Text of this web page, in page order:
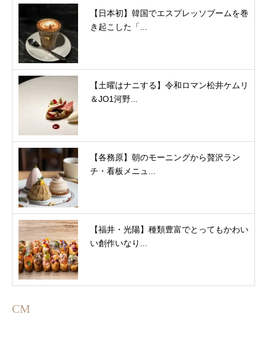
【日本初】韓国でエスプレッソブームを巻
き起こした「...
【土曜はナニする】令和ロマン松井ケムリ
＆JO1河野...
【各務原】朝のモーニングから贅沢ラン
チ・看板メニュ...
【福井・光陽】種類豊富でとってもかわい
い創作いなり...
CM